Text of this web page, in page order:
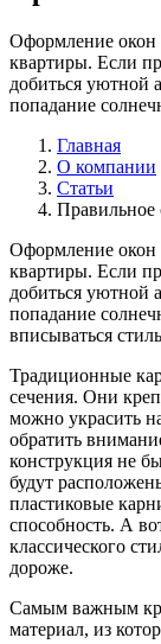
Оформление окон
квартиры. Если
добиться уютной
попадание
Главная
О компании
Статьи
Правильное
Оформление окон
квартиры. Если
добиться уютной
попадание
вписываться
Традиционные
сечения. Они
можно украсить
обратить
конструкция не
будут
пластиковые
способность. А
классического
дороже.
Самым важным
материал, из